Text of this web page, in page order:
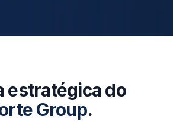
estratégica do
Group.